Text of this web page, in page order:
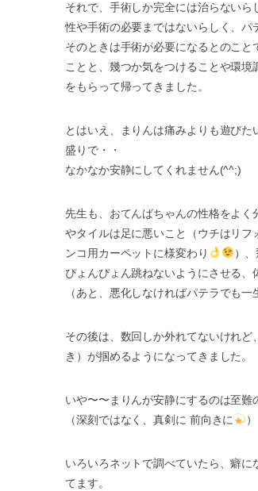
それで、手術しか完全には治らない
性や手術の必要まではないらしく、パ
そのときは手術が必要になるとのこ
ことと、幾つか気をつけることや環
をもらって帰ってきました。
とはいえ、まりんは痛みよりも遊びた
盛りで・・
なかなか安静にしてくれません(^^;)
先生も、おてんばちゃんの性格をよ
やタイルは足に悪いこと（ウチはリ
ンコ用カーペットに様変わり
）
ぴょんぴょん跳ねないようにさせる
（あと、悪化しなければパテラでも
その後は、数回しか外れてないけれ
き）が掴めるようになってきました。
いや〜〜まりんが安静にするのは至
（深刻ではなく、真剣に 前向きに
）
いろいろネットで調べていたら、癖
てます。